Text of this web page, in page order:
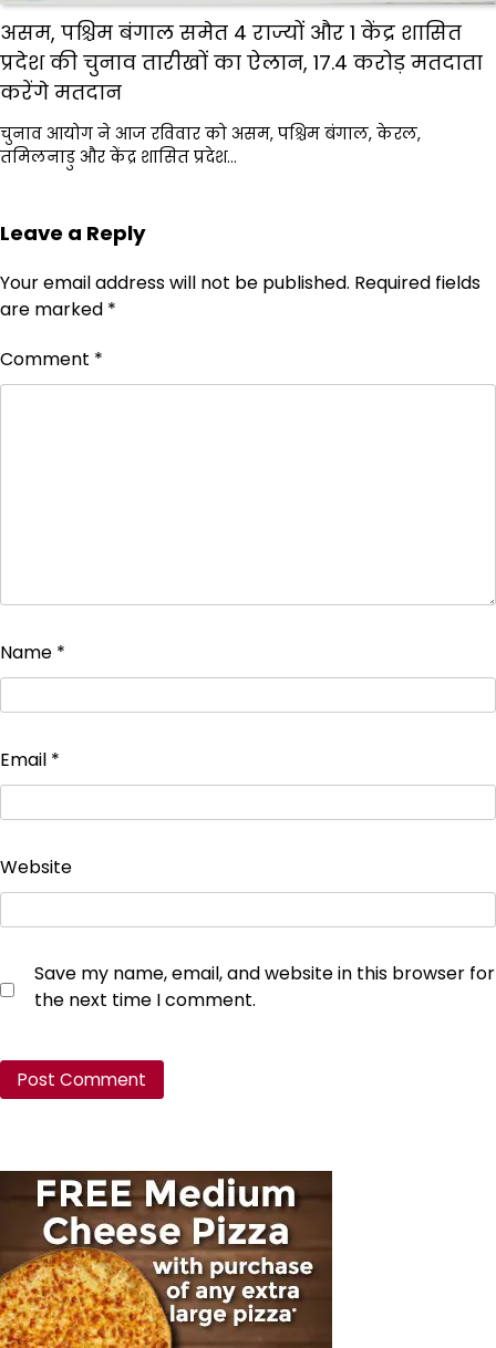
असम, पश्चिम बंगाल समेत 4 राज्यों और 1 केंद्र शासित
प्रदेश की चुनाव तारीखों का ऐलान, 17.4 करोड़ मतदाता
करेंगे मतदान
चुनाव आयोग ने आज रविवार को असम, पश्चिम बंगाल, केरल,
तमिलनाडु और केंद्र शासित प्रदेश…
Leave a Reply
Your email address will not be published. Required fields
are marked *
Comment *
Name *
Email *
Website
Save my name, email, and website in this browser for
the next time I comment.